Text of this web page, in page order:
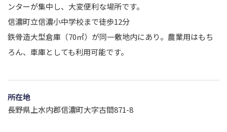
ンターが集中し、大変便利な場所です。
信濃町立信濃小中学校まで徒歩12分
鉄骨造大型倉庫（70㎡）が同一敷地内にあり。農業用はもち
ろん、車庫としても利用可能です。
所在地
長野県上水内郡信濃町大字古間871-8